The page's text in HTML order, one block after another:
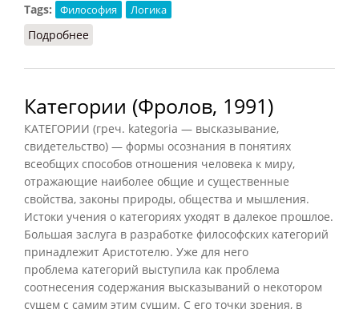
Tags:
Философия Логика
Подробнее
Категории (Фролов, 1991)
КАТЕГОРИИ (греч. kategoria — высказывание,
свидетельство) — формы осознания в понятиях
всеобщих способов отношения человека к миру,
отражающие наиболее общие и существенные
свойства, законы природы, общества и мышления.
Истоки учения о категориях уходят в далекое прошлое.
Большая заслуга в разработке философских категорий
принадлежит Аристотелю. Уже для него
проблема категорий выступила как проблема
соотнесения содержания высказываний о некотором
сущем с самим этим сущим. С его точки зрения, в